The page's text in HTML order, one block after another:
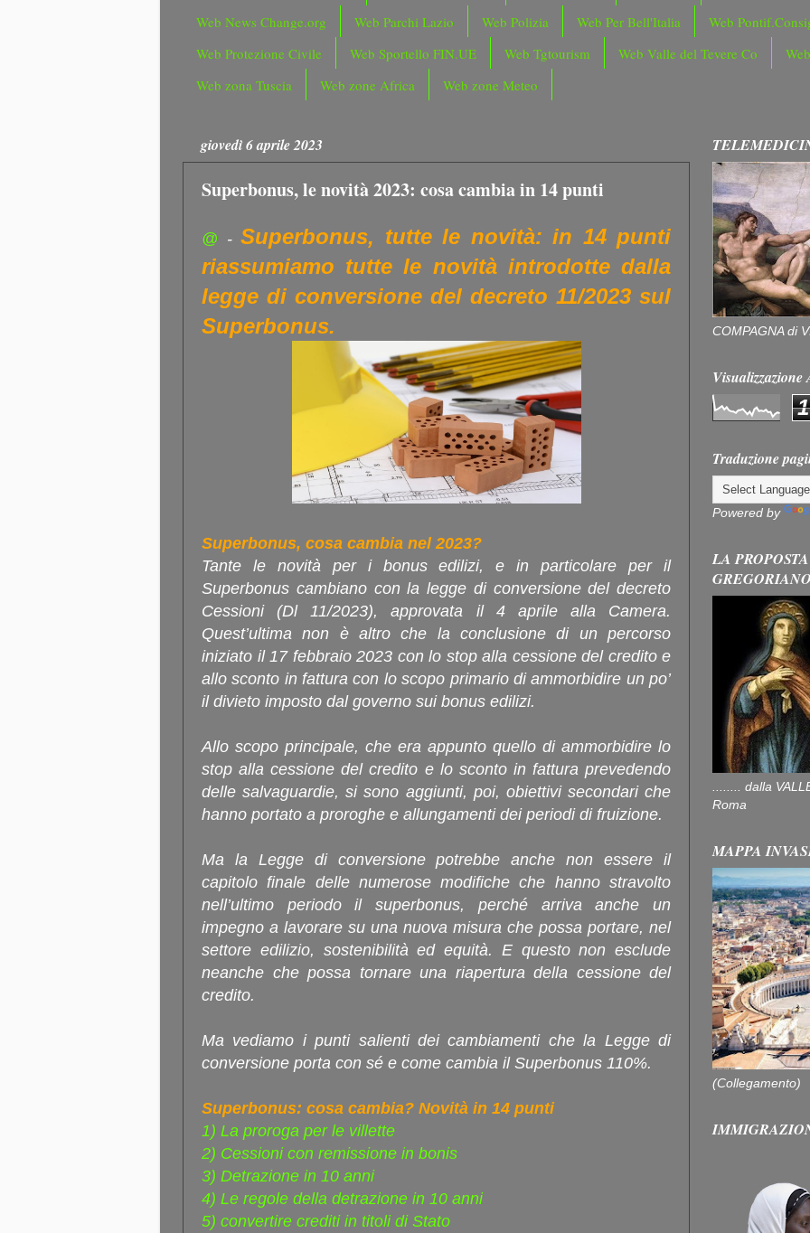
Web News Change.org
Web Parchi Lazio Web Polizia Web Per Bell'Italia
Web
Web Protezione Civile
Web Sportello FIN.UE Web Tgtourism Web Valle del Tevere Co
Web zona Tuscia
Web zone Africa Web zone Meteo
giovedì 6 aprile 2023
Superbonus, le novità 2023: cosa cambia in 14 punti
@ - Superbonus, tutte le novità: in 14 punti
riassumiamo tutte le novità introdotte dalla
legge di conversione del decreto 11/2023 sul
Superbonus.
Superbonus, cosa cambia nel 2023?
Tante le novità per i bonus edilizi, e in particolare per il
Superbonus cambiano con la legge di conversione del decreto
Cessioni (Dl 11/2023), approvata il 4 aprile alla Camera.
Quest’ultima non è altro che la conclusione di un percorso
iniziato il 17 febbraio 2023 con lo stop alla cessione del credito e
allo sconto in fattura con lo scopo primario di ammorbidire un po’
il divieto imposto dal governo sui bonus edilizi.
Allo scopo principale, che era appunto quello di ammorbidire lo
stop alla cessione del credito e lo sconto in fattura prevedendo
delle salvaguardie, si sono aggiunti, poi, obiettivi secondari che
hanno portato a proroghe e allungamenti dei periodi di fruizione.
Ma la Legge di conversione potrebbe anche non essere il
capitolo finale delle numerose modifiche che hanno stravolto
nell’ultimo periodo il superbonus, perché arriva anche un
impegno a lavorare su una nuova misura che possa portare, nel
settore edilizio, sostenibilità ed equità. E questo non esclude
neanche che possa tornare una riapertura della cessione del
credito.
Ma vediamo i punti salienti dei cambiamenti che la Legge di
conversione porta con sé e come cambia il Superbonus 110%.
Superbonus: cosa cambia? Novità in 14 punti
1) La proroga per le villette
2) Cessioni con remissione in bonis
3) Detrazione in 10 anni
4) Le regole della detrazione in 10 anni
5) convertire crediti in titoli di Stato
COMPAGNA di
1
Traduzione
Powered by
LA
........ dalla
Roma
MAPPA
(Collegamento)